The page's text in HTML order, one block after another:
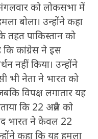
ने मंगलवार को लोकसभा में
बोला। उन्होंने कहा
पाकिस्तान को
कि कांग्रेस ने इस
नहीं किया। उन्होंने
भी नेता ने भारत को
विपक्ष लगातार यह
कि 22 अप्रैल को
भारत ने केवल 22
कहा कि यह हमला